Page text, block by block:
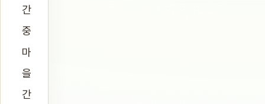
간
중
마
을
간